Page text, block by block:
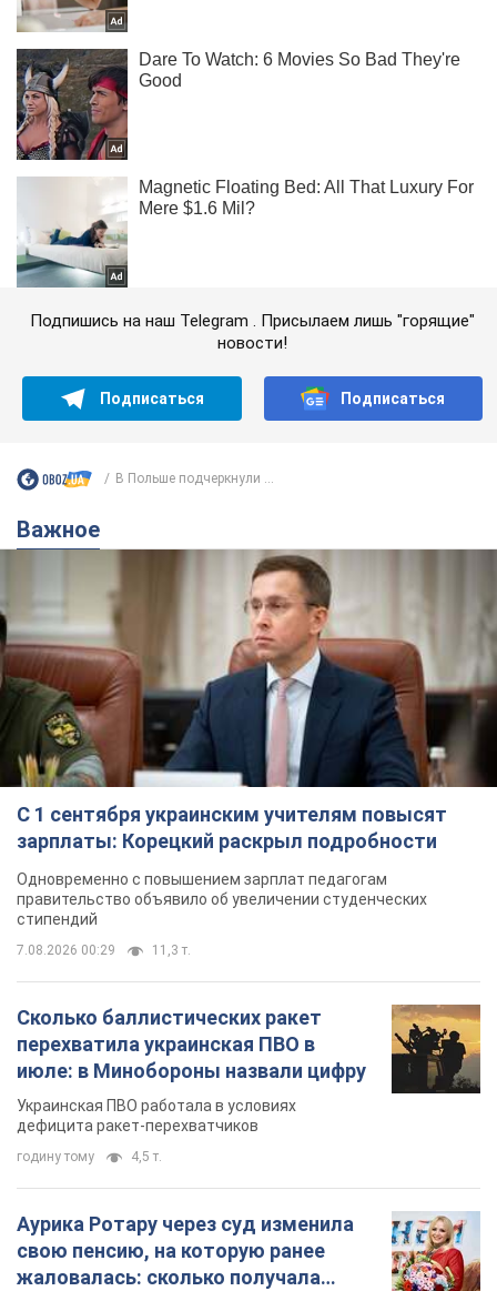
Подпишись на наш Telegram . Присылаем лишь "горящие"
новости!
Подписаться Подписаться
В Польше подчеркнули ...
Важное
С 1 сентября украинским учителям повысят
зарплаты: Корецкий раскрыл подробности
Одновременно с повышением зарплат педагогам
правительство объявило об увеличении студенческих
стипендий
7.08.2026 00:29 11,3 т.
Сколько баллистических ракет
перехватила украинская ПВО в
июле: в Минобороны назвали цифру
Украинская ПВО работала в условиях
дефицита ракет-перехватчиков
годину тому 4,5 т.
Аурика Ротару через суд изменила
свою пенсию, на которую ранее
жаловалась: сколько получала